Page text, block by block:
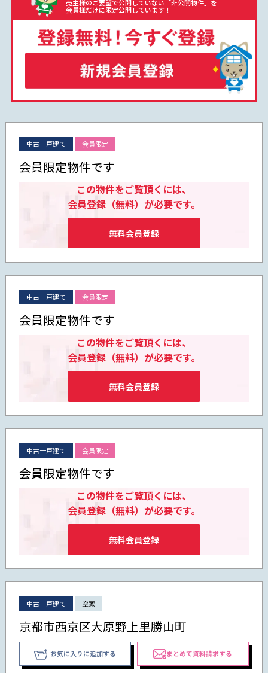
売主様のご要望で公開していない「非公開物件」を
会員様だけに限定公開しています！
中古一戸建て 会員限定
会員限定物件です
この物件をご覧頂くには、
会員登録（無料）が必要です。
無料会員登録
中古一戸建て 会員限定
会員限定物件です
この物件をご覧頂くには、
会員登録（無料）が必要です。
無料会員登録
中古一戸建て 会員限定
会員限定物件です
この物件をご覧頂くには、
会員登録（無料）が必要です。
無料会員登録
中古一戸建て 空家
京都市西京区大原野上里勝山町
お気に入りに追加する まとめて資料請求する